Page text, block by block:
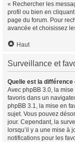
« Rechercher les
profil ou bien en
page du forum. Pour
avancée et choisissez
Haut
Surveillance et
Quelle est la
Avec phpBB 3.0, la
favoris dans un
phpBB 3.1, la mise en
sujet. Vous pouvez
jour. Cependant, la
lorsqu’il y a une mise à
notifications pour les